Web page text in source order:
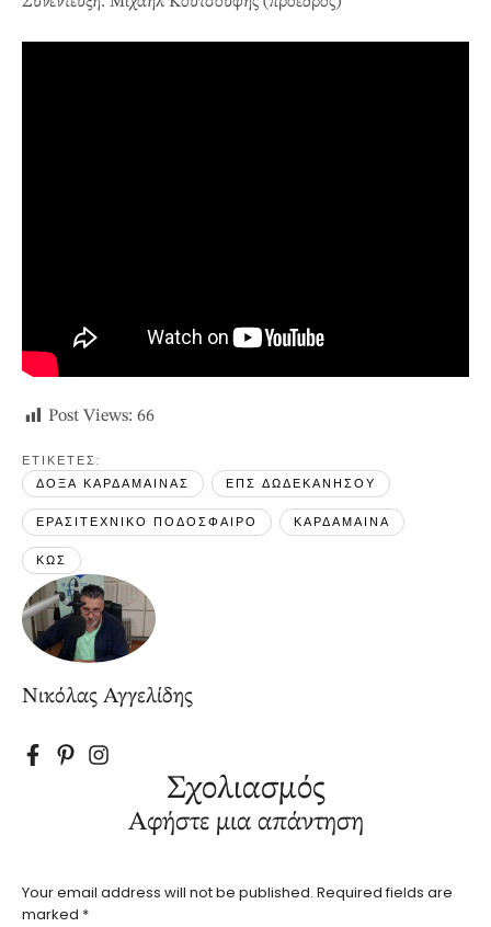
Post Views: 66
ΕΤΙΚΕΤΕΣ:
ΔΟΞΑ ΚΑΡΔΑΜΑΙΝΑΣ
ΕΠΣ ΔΩΔΕΚΑΝΗΣΟΥ
ΕΡΑΣΙΤΕΧΝΙΚΟ ΠΟΔΟΣΦΑΙΡΟ ΚΑΡΔΑΜΑΙΝΑ
ΚΩΣ
Νικόλας Αγγελίδης
Σχολιασμός
Αφήστε μια απάντηση
Your email address will not be published. Required fields are
marked *